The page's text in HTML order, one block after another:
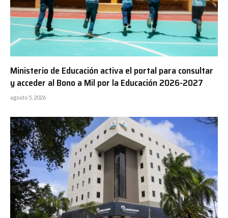
Ministerio de Educación activa el portal para consultar
y acceder al Bono a Mil por la Educación 2026-2027
agosto 5, 2026